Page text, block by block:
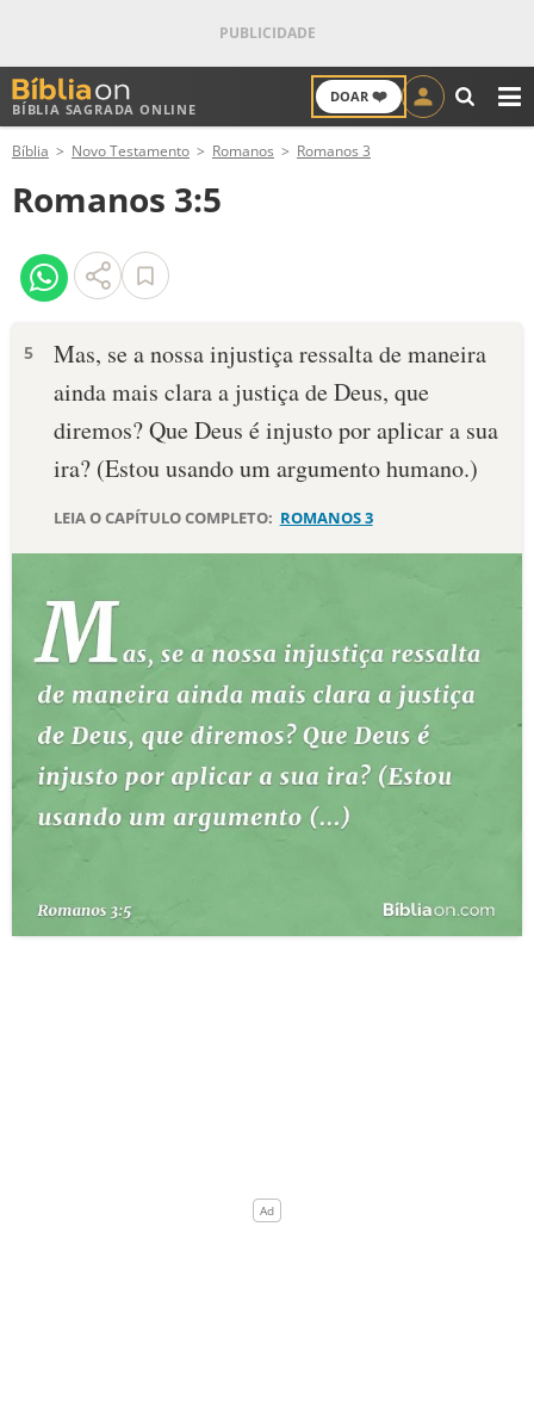
BÍBLIA SAGRADA ONLINE
DOAR ❤️
ANTIGO TESTAMENTO
NOVO TESTAMENTO
VERSÍCULOS
PALAVRA DO DIA
SALMO DO DIA
DEVOCIONAL DIÁRIO
ESTUDOS BÍBLICOS
ESBOÇOS DE PREGAÇÃO
TEMAS
PERGUNTE À BÍBLIA IA
QUEM SOMOS
Bíblia Novo Testamento Romanos Romanos 3
Romanos 3:5
5
Mas, se a nossa injustiça ressalta de maneira
ainda mais clara a justiça de Deus, que
diremos? Que Deus é injusto por aplicar a sua
ira? (Estou usando um argumento humano.)
LEIA O CAPÍTULO COMPLETO: ROMANOS 3